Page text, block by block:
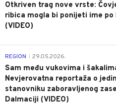
Otkriven trag nove vrste:
ribica mogla bi ponijeti ime po
(VIDEO)
REGION 29.05.2026.
Sam među vukovima i
Nevjerovatna reportaža o
stanovniku zaboravljenog
Dalmaciji (VIDEO)